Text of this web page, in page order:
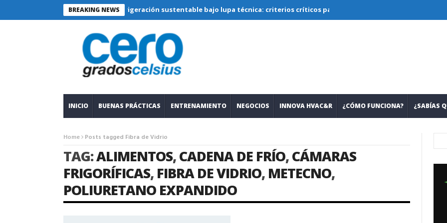
BREAKING NEWS
Refrigeración sustentable bajo lupa técnica: criterios críticos para diseñar, seleccionar y operar sistemas
INICIO BUENAS PRÁCTICAS ENTRENAMIENTO NEGOCIOS INNOVA HVAC&R ¿CÓMO FUNCIONA? ¿SABÍAS
Home Posts tagged Fibra de Vidrio
TAG:ALIMENTOS,CADENA DE FRÍO,CÁMARAS
FRIGORÍFICAS, FIBRA DE VIDRIO, METECNO,
POLIURETANO EXPANDIDO